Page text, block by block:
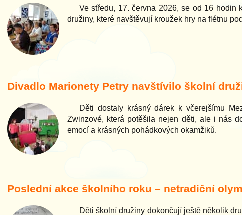
Ve středu, 17. června 2026, se od 16 hodin
družiny, které navštěvují kroužek hry na flétnu
Divadlo Marionety Petry navštívilo školní
Děti dostaly krásný dárek k včerejšímu
Zwinzové, která potěšila nejen děti, ale i nás
emocí a krásných pohádkových okamžiků.
Poslední akce školního roku – netradiční
Děti školní družiny dokončují ještě několik